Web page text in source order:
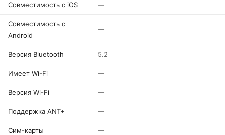
Совместимость с iOS —
Совместимость с
Android
—
Версия Bluetooth 5.2
Имеет Wi-Fi —
Версия Wi-Fi —
Поддержка ANT+ —
Сим-карты —